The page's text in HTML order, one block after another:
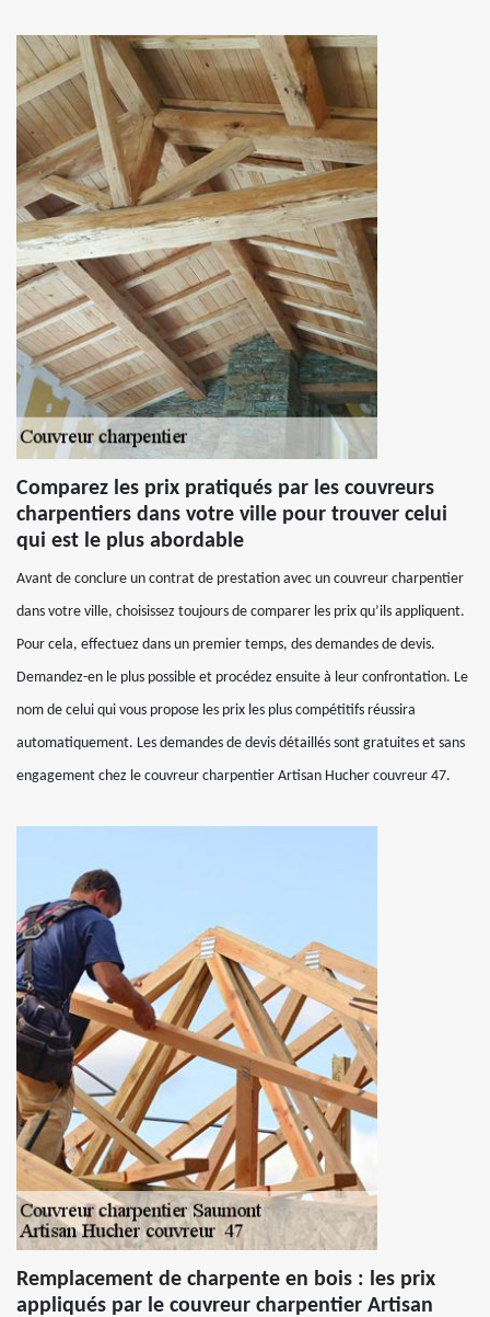
Comparez les prix pratiqués par les couvreurs
charpentiers dans votre ville pour trouver celui
qui est le plus abordable
Avant de conclure un contrat de prestation avec un couvreur charpentier
dans votre ville, choisissez toujours de comparer les prix qu’ils appliquent.
Pour cela, effectuez dans un premier temps, des demandes de devis.
Demandez-en le plus possible et procédez ensuite à leur confrontation. Le
nom de celui qui vous propose les prix les plus compétitifs réussira
automatiquement. Les demandes de devis détaillés sont gratuites et sans
engagement chez le couvreur charpentier Artisan Hucher couvreur 47.
Remplacement de charpente en bois : les prix
appliqués par le couvreur charpentier Artisan